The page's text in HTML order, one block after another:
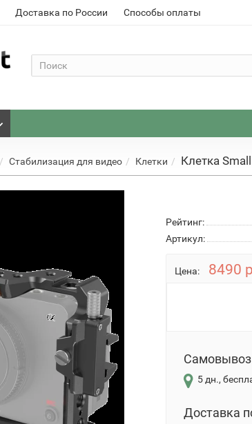
Доставка по России Способы оплаты
Стабилизация для видео Клетки Клетка
Рейтинг:
Артикул:
Цена: 8490
Самовывоз
5 дн.,
Доставка